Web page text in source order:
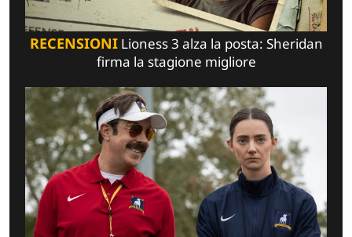
RECENSIONILioness 3 alza la posta: Sheridan
firma la stagione migliore